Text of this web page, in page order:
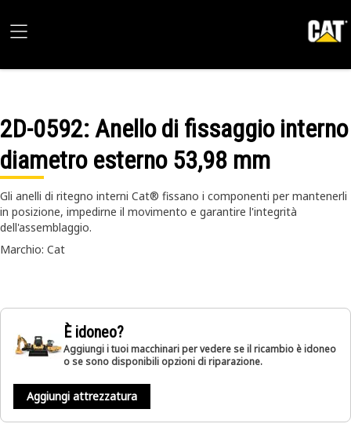
2D-0592: Anello di fissaggio interno
diametro esterno 53,98 mm
Gli anelli di ritegno interni Cat® fissano i componenti per mantenerli
in posizione, impedirne il movimento e garantire l'integrità
dell'assemblaggio.
Marchio: Cat
È idoneo?
Aggiungi i tuoi macchinari per vedere se il ricambio è idoneo
o se sono disponibili opzioni di riparazione.
Aggiungi attrezzatura